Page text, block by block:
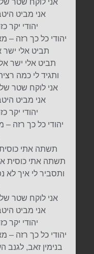
אני מביט
יהודי יקר
יהודי כל כך רזה –
תביט אלי ישר
תביט אלי ישר
ותגיד לי כמה
אני לוקח שטר
אני מביט
יהודי יקר
יהודי כל כך רזה
תשתה אתי כוסית
תשתה אתי כוסית
ותסביר לי איך
אני לוקח שטר
אני מביט
יהודי יקר
יהודי כל כך רזה –
בנימין זאב, לגנב